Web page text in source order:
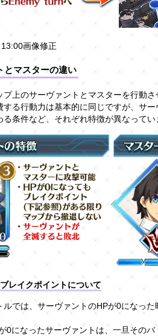
画像修正
とマスターの違い
プ上のサーヴァントとマスターを行動
する行動力は基本的に同じですが、サ
る条件など、それぞれ特徴が異なってい
レイクポイントについて
ルでは、サーヴァントのHPが0になった
0になったサーヴァントは、一旦その